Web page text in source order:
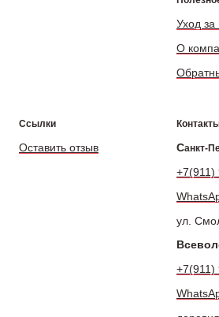
Уход за
О
Ссылки
Оставить отзыв Санкт-
+7(911)
ул.
+7(911)